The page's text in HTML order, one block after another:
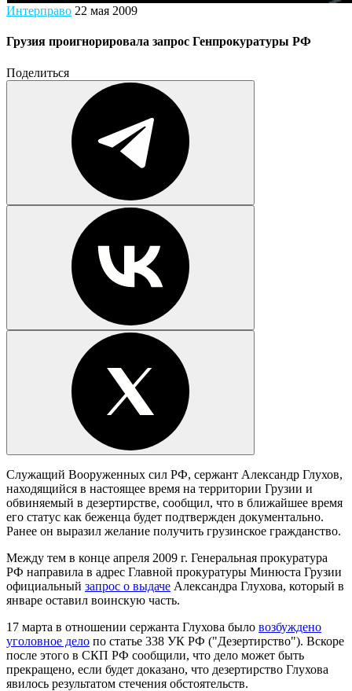
Интерправо 22 мая 2009
Грузия проигнорировала запрос Генпрокуратуры РФ
Поделиться
Служащий Вооруженных сил РФ, сержант Александр Глухов,
находящийся в настоящее время на территории Грузии и
обвиняемый в дезертирстве, сообщил, что в ближайшее время
его статус как беженца будет подтвержден документально.
Ранее он выразил желание получить грузинское гражданство.
Между тем в конце апреля 2009 г. Генеральная прокуратура
РФ направила в адрес Главной прокуратуры Минюста Грузии
официальный запрос о выдаче Александра Глухова, который в
январе оставил воинскую часть.
17 марта в отношении сержанта Глухова было возбуждено
уголовное дело по статье 338 УК РФ ("Дезертирство"). Вскоре
после этого в СКП РФ сообщили, что дело может быть
прекращено, если будет доказано, что дезертирство Глухова
явилось результатом стечения обстоятельств.